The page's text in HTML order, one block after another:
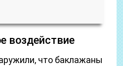
воздействие
что баклажаны